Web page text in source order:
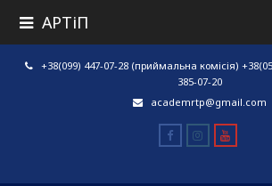
АРТіП
+38(099) 447-07-28 (приймальна комісія)
385-07-20
academrtp@gmail.com
FacebookInstagram